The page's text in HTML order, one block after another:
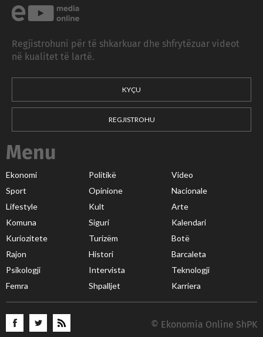
Regjistrohuni për të shkarkuar dhe shfrytëzuar videot
në kualitet të lartë.
KYÇU
REGJISTROHU
Menu
Ekonomi Politikë
Video
Sport
Opinione
Nacionale
Lifestyle
Kult
Arte
Komuna
Siguri
Kalendari
Kuriozitete
Turizëm
Botë
Rajon
Histori
Barcaleta
Psikologji
Intervista
Teknologji
Femra
Shpalljet Karriera
© Ekonomia Online ShPK